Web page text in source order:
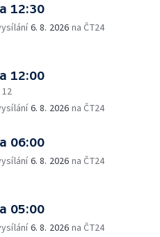
12:30
6. 8. 2026 na ČT24
12:00
6. 8. 2026 na ČT24
06:00
6. 8. 2026 na ČT24
05:00
6. 8. 2026 na ČT24